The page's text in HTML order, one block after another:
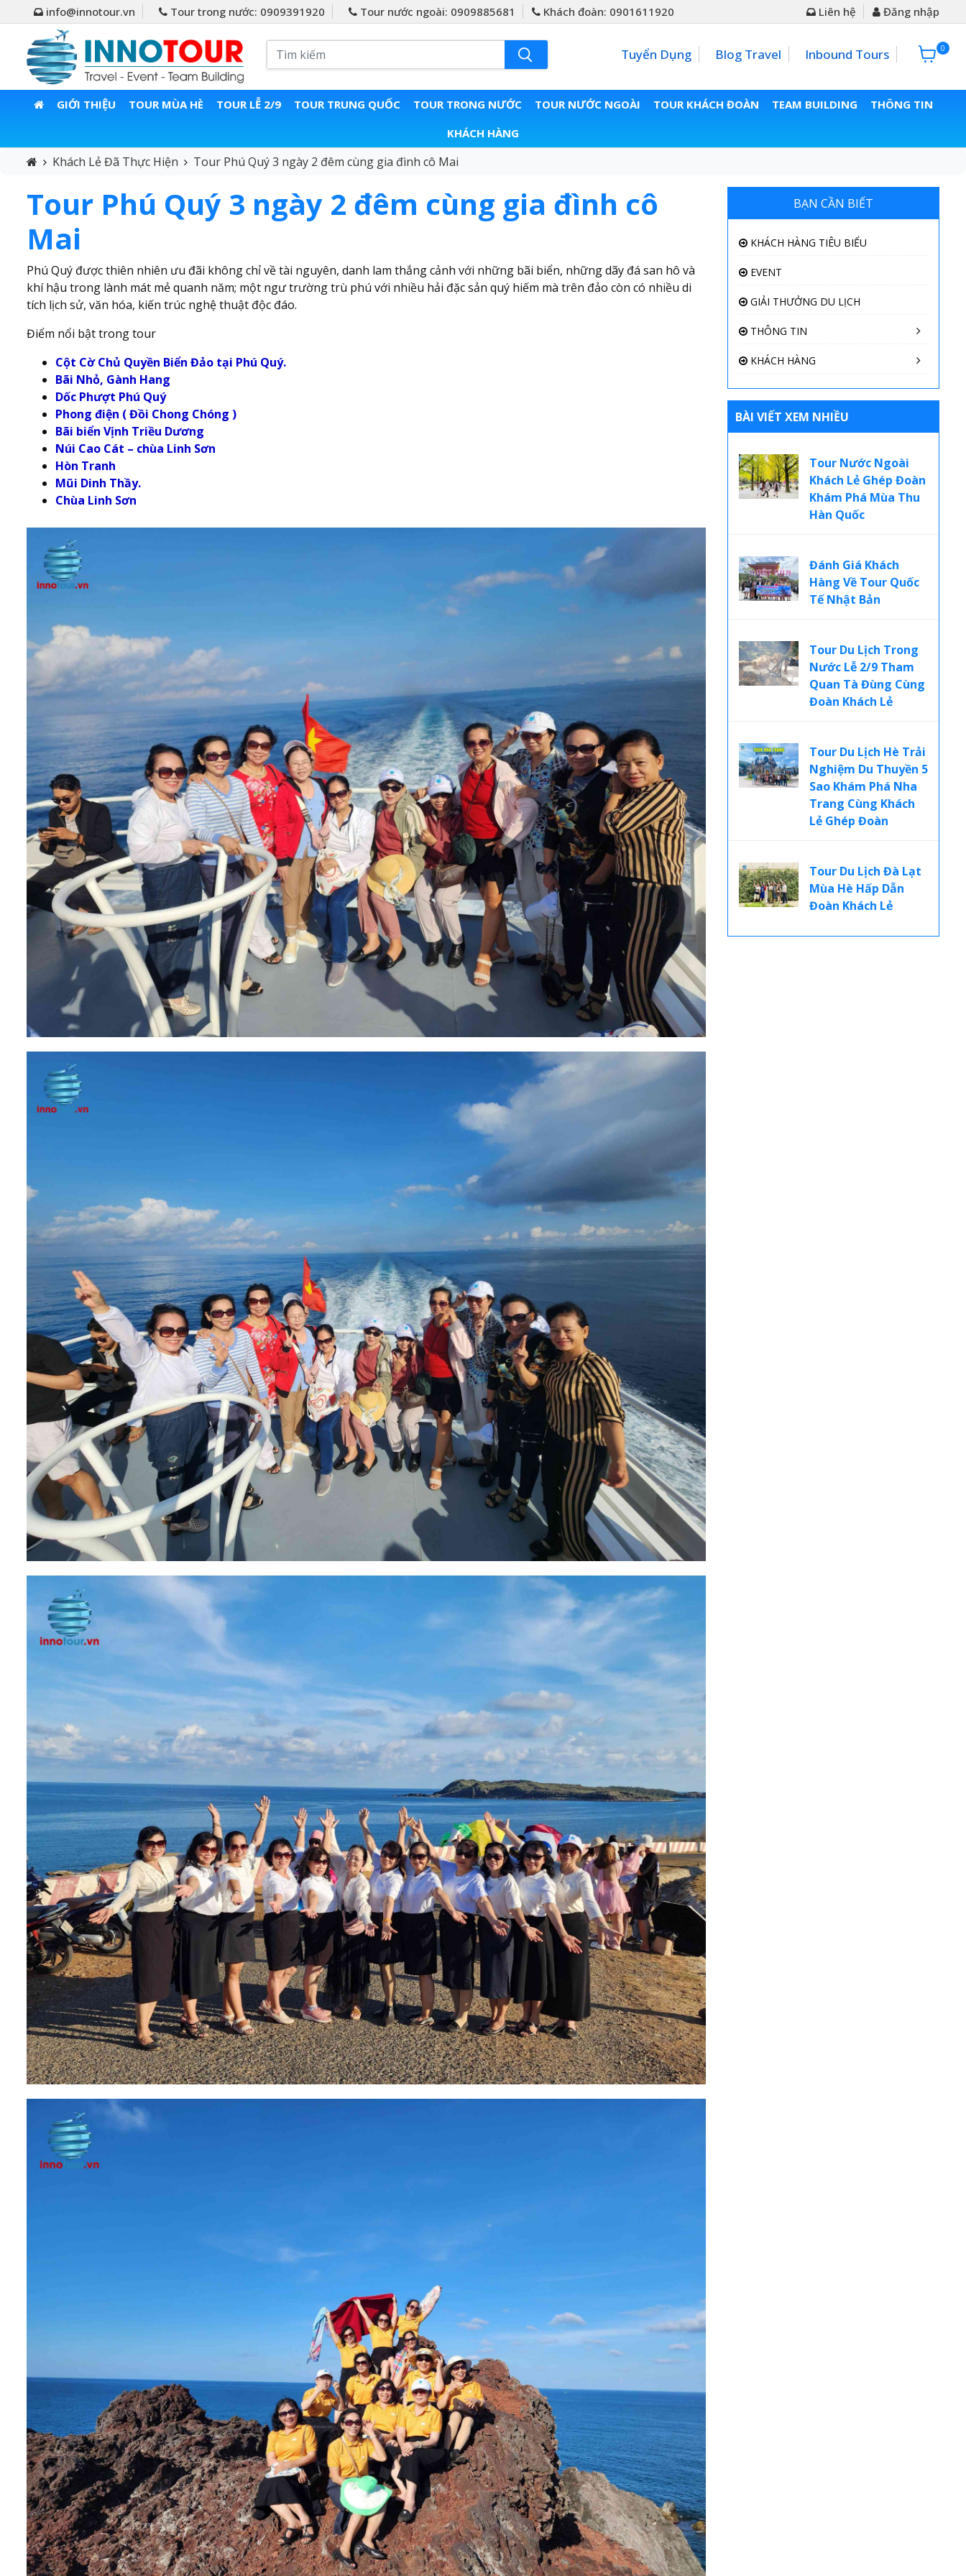
info@innotour.vn Tour trong nước: 0909391920 Tour nước ngoài: 0909885681 Khách đoàn: 0901611920 Liên hệ Đăng nhập
Tuyển Dụng Blog Travel Inbound Tours 0 0đ
GIỚI THIỆU TOUR MÙA HÈ TOUR LỄ 2/9 TOUR TRUNG QUỐC TOUR TRONG NƯỚC TOUR NƯỚC NGOÀI TOUR KHÁCH ĐOÀN TEAM BUILDING
THÔNG TIN
KHÁCH HÀNG
Khách Lẻ Đã Thực Hiện Tour Phú Quý 3 ngày 2 đêm cùng gia đình cô Mai
Tour Phú Quý 3 ngày 2 đêm cùng gia đình cô
Mai
Phú Quý được thiên nhiên ưu đãi không chỉ về tài nguyên, danh lam thắng cảnh với những bãi biển, những dãy đá san hô và
khí hậu trong lành mát mẻ quanh năm; một ngư trường trù phú với nhiều hải đặc sản quý hiếm mà trên đảo còn có nhiều di
tích lịch sử, văn hóa, kiến trúc nghệ thuật độc đáo.
Điểm nổi bật trong tour
Cột Cờ Chủ Quyền Biển Đảo tại Phú Quý.
Bãi Nhỏ, Gành Hang
Dốc Phượt Phú Quý
Phong điện ( Đồi Chong Chóng )
Bãi biển Vịnh Triều Dương
Núi Cao Cát – chùa Linh Sơn
Hòn Tranh
Mũi Dinh Thầy.
Chùa Linh Sơn
BẠN CẦN BIẾT
KHÁCH HÀNG TIÊU BIỂU
EVENT
GIẢI THƯỞNG DU LỊCH
THÔNG TIN
KHÁCH HÀNG
BÀI VIẾT XEM NHIỀU
Tour Nước Ngoài
Khách Lẻ Ghép Đoàn
Khám Phá Mùa Thu
Hàn Quốc
Đánh Giá Khách
Hàng Về Tour Quốc
Tế Nhật Bản
Tour Du Lịch Trong
Nước Lễ 2/9 Tham
Quan Tà Đùng Cùng
Đoàn Khách Lẻ
Tour Du Lịch Hè Trải
Nghiệm Du Thuyền 5
Sao Khám Phá Nha
Trang Cùng Khách
Lẻ Ghép Đoàn
Tour Du Lịch Đà Lạt
Mùa Hè Hấp Dẫn
Đoàn Khách Lẻ